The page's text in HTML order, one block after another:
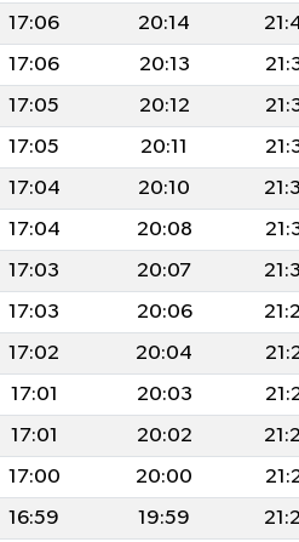
17:06 20:14
17:06 20:13
17:05 20:12
17:05 20:11
17:04 20:10
17:04 20:08
17:03 20:07
17:03 20:06
17:02 20:04
17:01 20:03
17:01 20:02
17:00 20:00
16:59 19:59